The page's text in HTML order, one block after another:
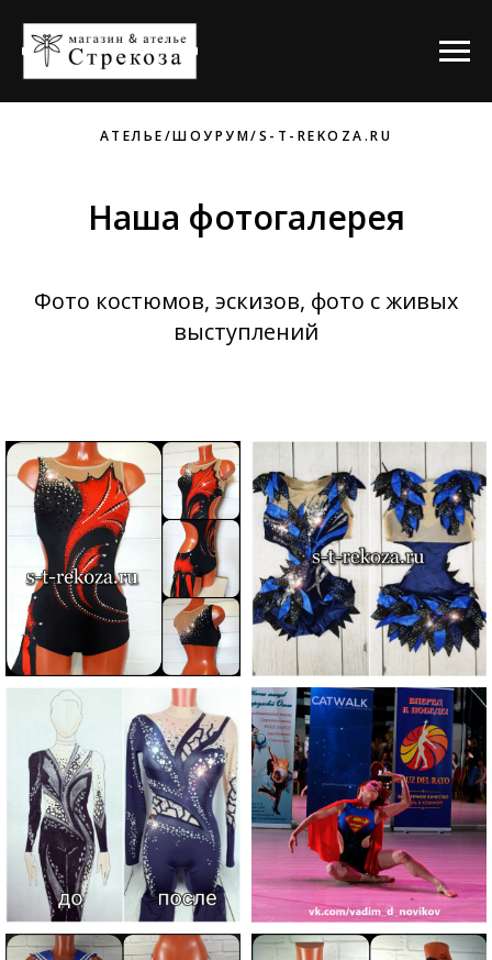
АТЕЛЬЕ/ШОУРУМ/S-T-REKOZA.RU
Наша фотогалерея
Фото костюмов, эскизов, фото с живых
выступлений